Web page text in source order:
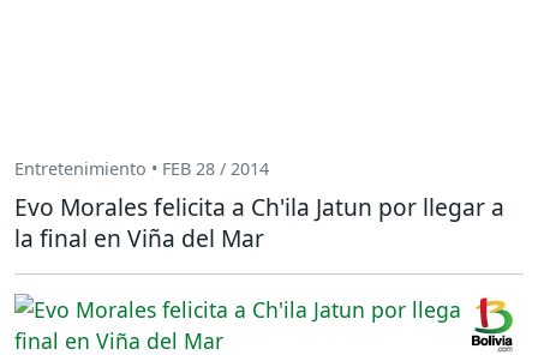
Entretenimiento • FEB 28 / 2014
Evo Morales felicita a Ch'ila Jatun por llegar a
la final en Viña del Mar